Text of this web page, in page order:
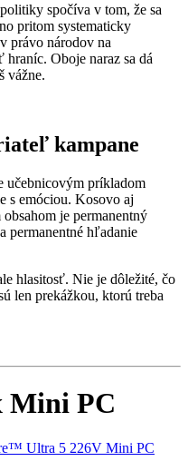
spočíva v tom, že sa
pritom systematicky
právo národov na
hraníc. Oboje naraz sa dá
vážne.
kampane
učebnicovým príkladom
s emóciou. Kosovo aj
je permanentný
permanentné hľadanie
hlasitosť. Nie je dôležité, čo
len prekážkou, ktorú treba
Mini PC